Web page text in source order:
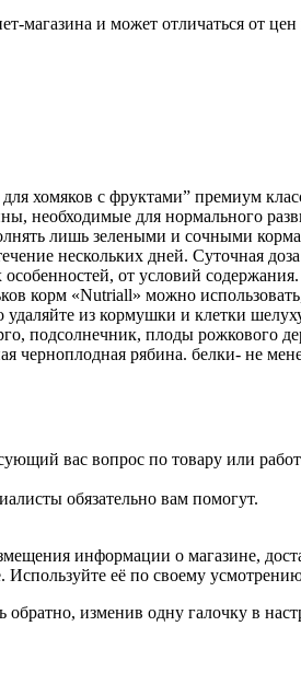
магазина и может отличаться от
хомяков с фруктами” премиум
необходимые для нормального
лишь зелеными и сочными
нескольких дней. Суточная
от условий
корм «Nutriall» можно
удаляйте из кормушки и клетки
подсолнечник, плоды рожкового
черноплодная рябина. белки- не
вас вопрос по товару или
обязательно вам помогут.
информации о магазине,
Используйте её по своему
обратно, изменив одну галочку в